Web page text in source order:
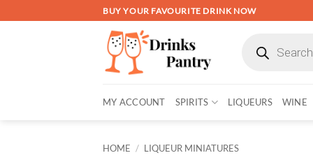
to
BUY YOUR FAVOURITE DRINK NOW
search
MY ACCOUNT SPIRITS LIQUEURS WINE
HOME / LIQUEUR MINIATURES